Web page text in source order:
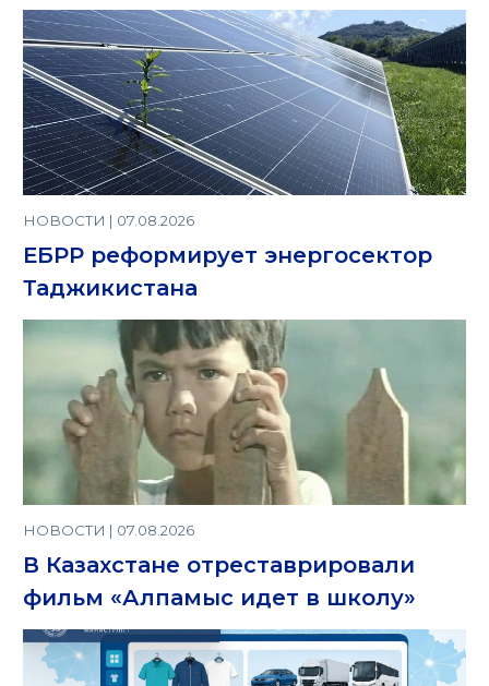
НОВОСТИ | 07.08.2026
ЕБРР реформирует энергосектор
Таджикистана
НОВОСТИ | 07.08.2026
В Казахстане отреставрировали
фильм «Алпамыс идет в школу»